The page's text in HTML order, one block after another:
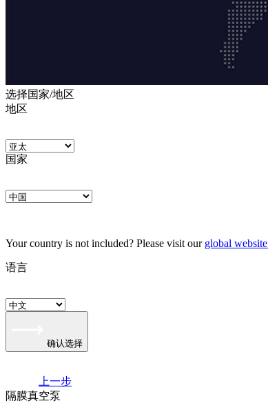
选择国家/地区
地区
国家
Your country is not included? Please visit our global website
语言
确认选择
上一步
隔膜真空泵